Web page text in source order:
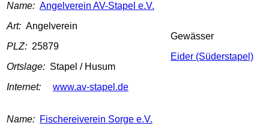
Name: Angelverein AV-Stapel e.V.
Art: Angelverein
PLZ: 25879
Ortslage: Stapel / Husum
Internet:
www.av-stapel.de
Gewässer
Eider (Süderstapel)
Name: Fischereiverein Sorge e.V.